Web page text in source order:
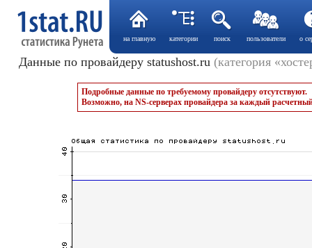
на главную категории поиск пользователи о
Данные по провайдеру statushost.ru (категория
Подробные данные по требуемому провайдеру отсутствуют.
Возможно, на NS-серверах провайдера за каждый